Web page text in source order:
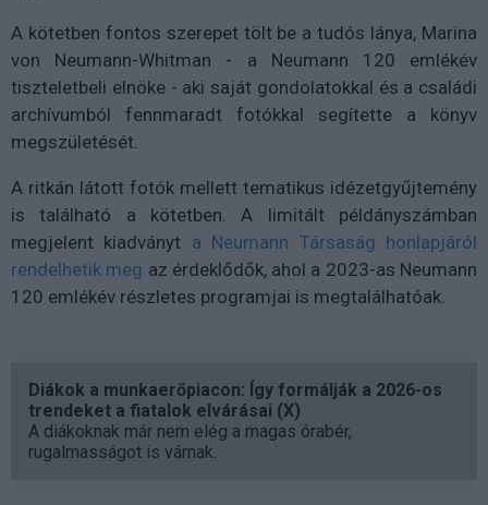
A kötetben fontos szerepet tölt be a tudós lánya, Marina
von Neumann-Whitman - a Neumann 120 emlékév
tiszteletbeli elnöke - aki saját gondolatokkal és a családi
archívumból fennmaradt fotókkal segítette a könyv
megszületését.
A ritkán látott fotók mellett tematikus idézetgyűjtemény
is található a kötetben. A limitált példányszámban
megjelent kiadványt a Neumann Társaság honlapjáról
rendelhetik meg az érdeklődők, ahol a 2023-as Neumann
120 emlékév részletes programjai is megtalálhatóak.
Diákok a munkaerőpiacon: Így formálják a 2026-os
trendeket a fiatalok elvárásai (X)
A diákoknak már nem elég a magas órabér,
rugalmasságot is várnak.